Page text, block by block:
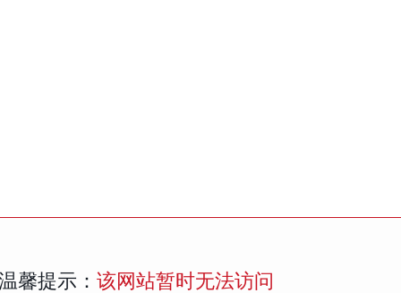
馨提示： 该网站暂时无法访问